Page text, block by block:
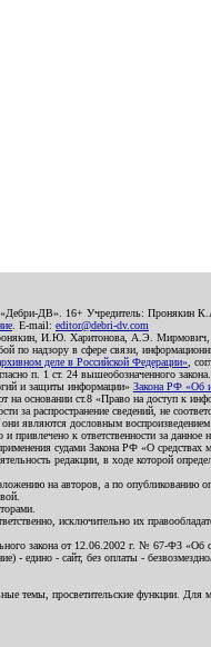
«Дебри-ДВ». 16+ Учредитель:
. E-mail: editor@debri-dv.com
Пронякин, И.Ю. Харитонова, А.Э.
по надзору в сфере связи,
деле в Российской Федерации» ,
п. 1 ст. 24 вышеобозначенного
и защиты информации» Закона РФ «Об
на основании ст.8 «Право на доступ к
за распространение сведений, не
являются дословным
к ответственности за данное
судами Закона РФ «О
редакции, в ходе которой
на авторов, а по опубликованию
исключительно их
закона от 12.06.2002 г. № 67-ФЗ «Об
- едино - сайт, без оплаты - безвозмездно/
темы, просветительские функции.